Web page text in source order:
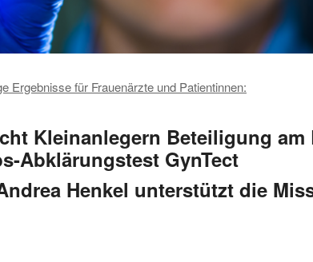
Ergebnisse für Frauenärzte und Patientinnen:
Kleinanlegern Beteiligung am
Abklärungstest GynTect
Henkel unterstützt die